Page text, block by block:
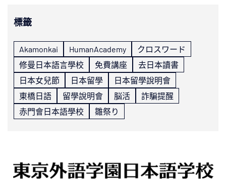
標籤
Akamonkai HumanAcademy
クロスワード
修曼日本語言學校
免費講座
去日本讀書
日本女兒節
日本留學
日本留學說明會
東橋日語
留學說明會 脳活
詐騙提醒
赤門會日本語學校
雛祭り